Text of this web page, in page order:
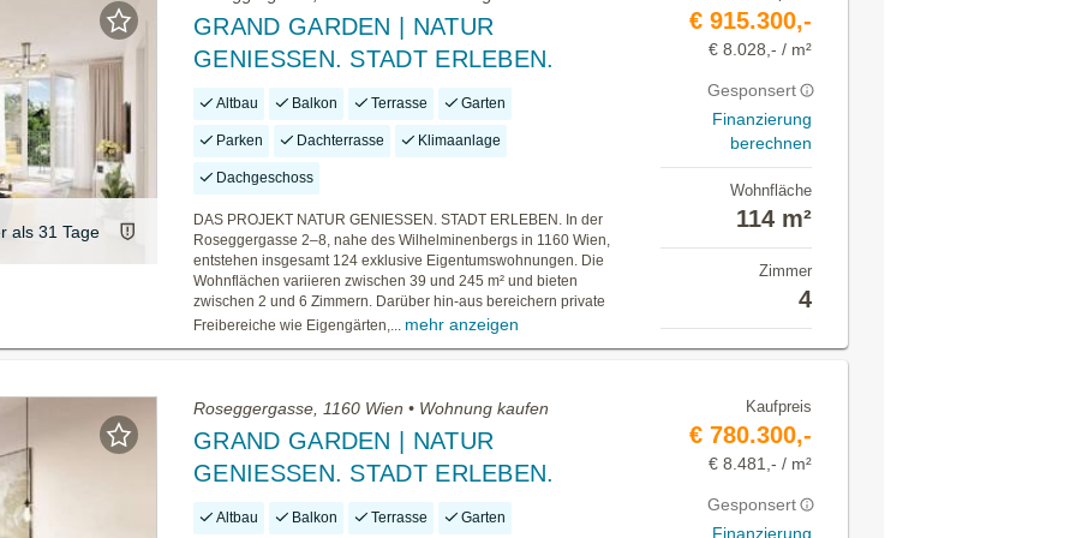
als 31 Tage
GRAND GARDEN | NATUR
GENIESSEN. STADT ERLEBEN.
Altbau Balkon Terrasse Garten
Parken Dachterrasse Klimaanlage
Dachgeschoss
DAS PROJEKT NATUR GENIESSEN. STADT ERLEBEN. In der
Roseggergasse 2–8, nahe des Wilhelminenbergs in 1160 Wien,
entstehen insgesamt 124 exklusive Eigentumswohnungen. Die
Wohnflächen variieren zwischen 39 und 245 m² und bieten
zwischen 2 und 6 Zimmern. Darüber hin-aus bereichern private
Freibereiche wie Eigengärten,... mehr anzeigen
€ 915.300,-
€ 8.028,- / m²
Gesponsert
Finanzierung
berechnen
Wohnfläche
114 m²
Zimmer
4
Roseggergasse, 1160 Wien • Wohnung kaufen
GRAND GARDEN | NATUR
GENIESSEN. STADT ERLEBEN.
Altbau Balkon Terrasse Garten
Kaufpreis
€ 780.300,-
€ 8.481,- / m²
Gesponsert
Finanzierung